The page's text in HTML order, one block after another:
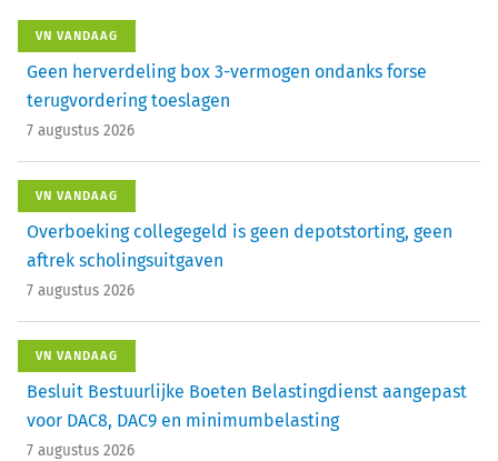
VN VANDAAG
Geen herverdeling box 3-vermogen ondanks forse
terugvordering toeslagen
7 augustus 2026
VN VANDAAG
Overboeking collegegeld is geen depotstorting, geen
aftrek scholingsuitgaven
7 augustus 2026
VN VANDAAG
Besluit Bestuurlijke Boeten Belastingdienst aangepast
voor DAC8, DAC9 en minimumbelasting
7 augustus 2026